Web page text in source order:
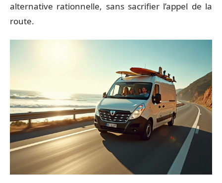
alternative rationnelle, sans sacrifier l’appel de la
route.